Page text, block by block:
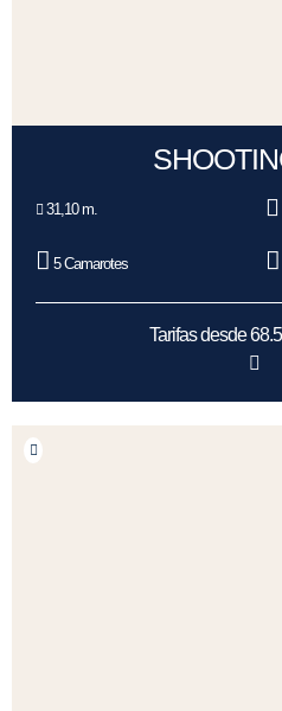
31,10 m.
5 Camarotes
Tarifas desde